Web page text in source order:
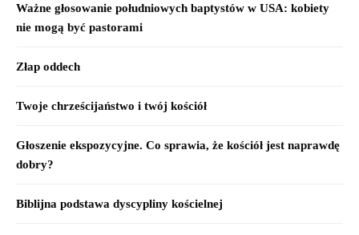
Ważne głosowanie południowych baptystów w USA: kobiety
nie mogą być pastorami
Złap oddech
Twoje chrześcijaństwo i twój kościół
Głoszenie ekspozycyjne. Co sprawia, że kościół jest naprawdę
dobry?
Biblijna podstawa dyscypliny kościelnej